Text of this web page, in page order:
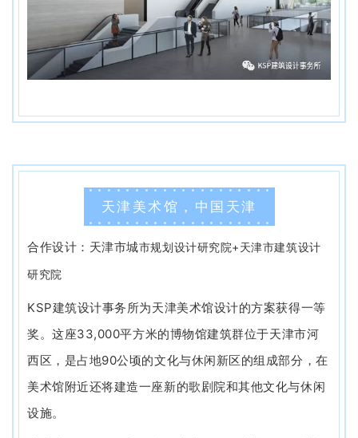
天津美术馆，中国天津
合作设计：天津市城市规划设计研究院+ 天津市建筑设计
研究院
KSP建筑设计事务所为天津美术馆设计的方案获得一等
奖。这座33,000平方米的博物馆建筑群位于天津市河
西区，是占地90公顷的文化与休闲新区的组成部分，在
美术馆附近还将建造一座新的歌剧院和其他文化与休闲
设施。